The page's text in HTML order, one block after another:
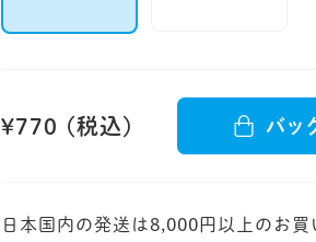
¥770 (税込) バッ
日本国内の発送は8,000円以上のお買